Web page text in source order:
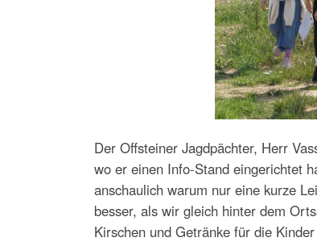
Der Offsteiner Jagdpächter, Herr
wo er einen Info-Stand eingerichtet
anschaulich warum nur eine kurze
besser, als wir gleich hinter dem
Kirschen und Getränke für die